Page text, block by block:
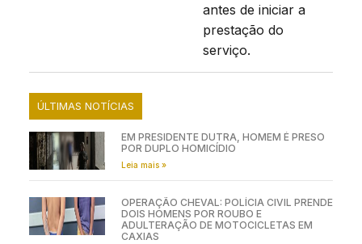
antes de iniciar a
prestação do
serviço.
ÚLTIMAS NOTÍCIAS
EM PRESIDENTE DUTRA, HOMEM É PRESO
POR DUPLO HOMICÍDIO
Leia mais »
OPERAÇÃO CHEVAL: POLÍCIA CIVIL PRENDE
DOIS HOMENS POR ROUBO E
ADULTERAÇÃO DE MOTOCICLETAS EM
CAXIAS